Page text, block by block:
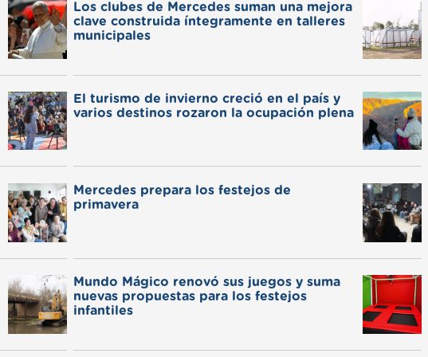
Los clubes de Mercedes suman una mejora
clave construida íntegramente en talleres
municipales
El turismo de invierno creció en el país y
varios destinos rozaron la ocupación plena
Mercedes prepara los festejos de
primavera
Mundo Mágico renovó sus juegos y suma
nuevas propuestas para los festejos
infantiles